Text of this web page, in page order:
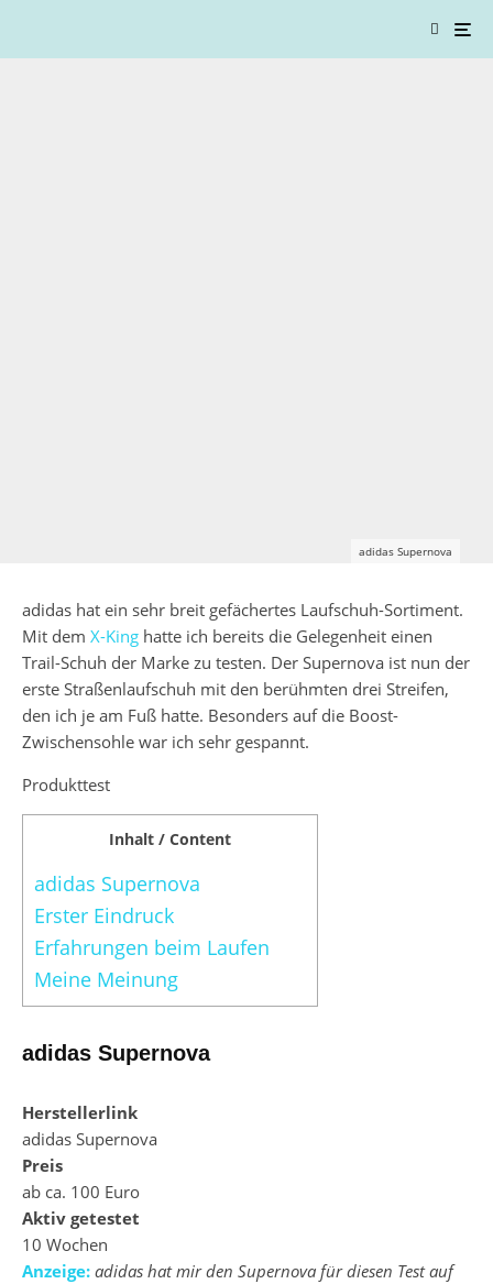
adidas Supernova
adidas hat ein sehr breit gefächertes Laufschuh-Sortiment.
Mit dem X-King hatte ich bereits die Gelegenheit einen
Trail-Schuh der Marke zu testen. Der Supernova ist nun der
erste Straßenlaufschuh mit den berühmten drei Streifen,
den ich je am Fuß hatte. Besonders auf die Boost-
Zwischensohle war ich sehr gespannt.
Produkttest
Inhalt / Content
adidas Supernova
Erster Eindruck
Erfahrungen beim Laufen
Meine Meinung
adidas Supernova
Herstellerlink
adidas Supernova
Preis
ab ca. 100 Euro
Aktiv getestet
10 Wochen
Anzeige: adidas hat mir den Supernova für diesen Test auf